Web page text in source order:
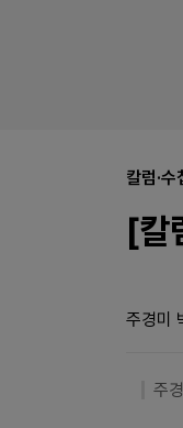
칼럼·수
[칼
주경미
주